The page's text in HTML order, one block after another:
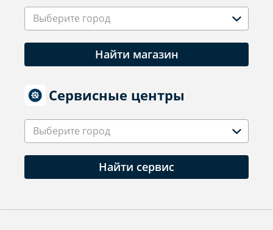
Выберите город
Найти магазин
Сервисные центры
Выберите город
Найти сервис